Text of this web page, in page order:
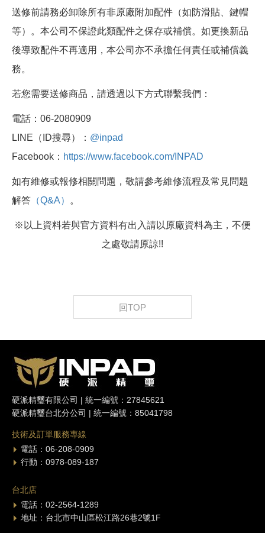
送修前請務必卸除所有非原廠附加配件（如防滑貼、鍵帽
等）。本公司不保證此類配件之保存或補償。如更換新品
後導致配件不再適用，本公司亦不承擔任何責任或補償義
務。
若您需要送修商品，請透過以下方式聯繫我們：
電話：06-2080909
LINE（ID搜尋）： @inpad
Facebook： https://www.facebook.com/INPAD
如有維修或報修相關問題，敬請參考維修流程及常見問題
解答 （Q&A） 。
※以上資料若與官方資料有出入請以原廠資料為主，不便
之處敬請原諒!!
回TOP
硬派精璽有限公司 | 統一編號：27845621
硬派精璽台北分公司 | 統一編號：85041798
技術及訂單服務專線
電話：06-208-0909
行動：0978-089-187
台北店
電話：02-2564-1289
地址：台北市中山區松江路26巷2號1F